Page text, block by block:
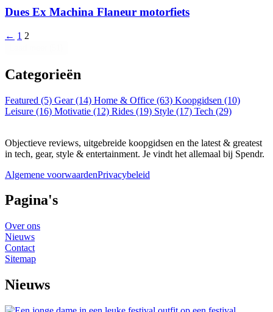
Dues Ex Machina Flaneur motorfiets
← 1 2
Categorieën
Featured (5) Gear (14) Home & Office (63) Koopgidsen (10)
Leisure (16) Motivatie (12) Rides (19) Style (17) Tech (29)
Objectieve reviews, uitgebreide koopgidsen en the latest & greatest
in tech, gear, style & entertainment. Je vindt het allemaal bij Spendr.
Algemene voorwaardenPrivacybeleid
Pagina's
Over ons
Nieuws
Contact
Sitemap
Nieuws